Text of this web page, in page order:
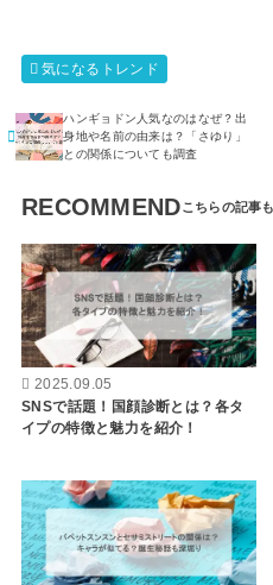
気になるトレンド
ハンギョドン人気なのはなぜ？出
身地や名前の由来は？「さゆり」
との関係についても調査
RECOMMEND
2025.09.05
SNSで話題！国顔診断とは？各タ
イプの特徴と魅力を紹介！